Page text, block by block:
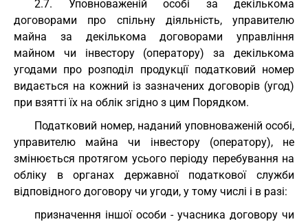
2.7. Уповноваженій особі за декількома
договорами про спільну діяльність, управителю
майна за декількома договорами управління
майном чи інвестору (оператору) за декількома
угодами про розподіл продукції податковий номер
видається на кожний із зазначених договорів (угод)
при взятті їх на облік згідно з цим Порядком.
Податковий номер, наданий уповноваженій особі,
управителю майна чи інвестору (оператору), не
змінюється протягом усього періоду перебування на
обліку в органах державної податкової служби
відповідного договору чи угоди, у тому числі і в разі:
призначення іншої особи - учасника договору чи